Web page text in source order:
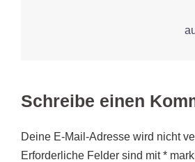
Schreibe einen
Deine E-Mail-Adresse wird nicht
Erforderliche Felder sind mit*